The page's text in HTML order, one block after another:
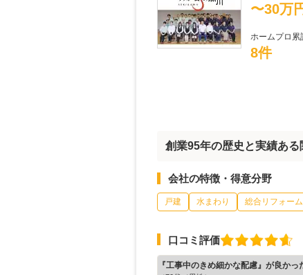
〜30万
ホームプロ累
8件
創業95年の歴史と実績ある
会社の特徴・得意分野
戸建 水まわり 総合リフォーム
口コミ評価
『工事中のきめ細かな配慮』が良かっ